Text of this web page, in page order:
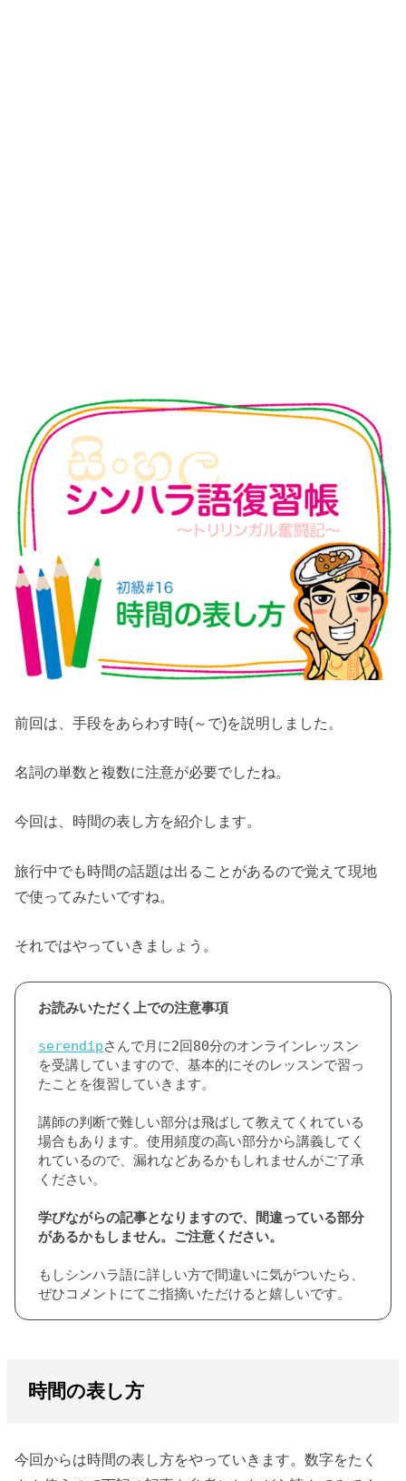
前回は、手段をあらわす時(～で)を説明しました。
名詞の単数と複数に注意が必要でしたね。
今回は、時間の表し方を紹介します。
旅行中でも時間の話題は出ることがあるので覚えて現地
で使ってみたいですね。
それではやっていきましょう。
serendipさんで月に2回80分のオンラインレッスン
を受講していますので、基本的にそのレッスンで習っ
たことを復習していきます。
講師の判断で難しい部分は飛ばして教えてくれている
場合もあります。使用頻度の高い部分から講義してく
れているので、漏れなどあるかもしれませんがご了承
ください。
学びながらの記事となりますので、間違っている部分
があるかもしません。ご注意ください。
もしシンハラ語に詳しい方で間違いに気がついたら、
ぜひコメントにてご指摘いただけると嬉しいです。
時間の表し方
今回からは時間の表し方をやっていきます。数字をたく